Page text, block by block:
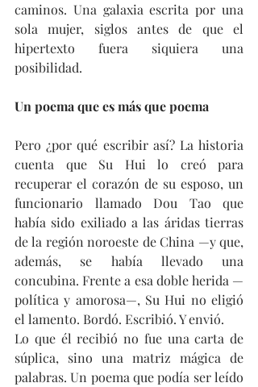
caminos. Una galaxia escrita por una
sola mujer, siglos antes de que el
hipertexto fuera siquiera una
posibilidad.
Un poema que es más que poema
Pero ¿por qué escribir así? La historia
cuenta que Su Hui lo creó para
recuperar el corazón de su esposo, un
funcionario llamado Dou Tao que
había sido exiliado a las áridas tierras
de la región noroeste de China —y que,
además, se había llevado una
concubina. Frente a esa doble herida —
política y amorosa—, Su Hui no eligió
el lamento. Bordó. Escribió. Y envió.
Lo que él recibió no fue una carta de
súplica, sino una matriz mágica de
palabras. Un poema que podía ser leído